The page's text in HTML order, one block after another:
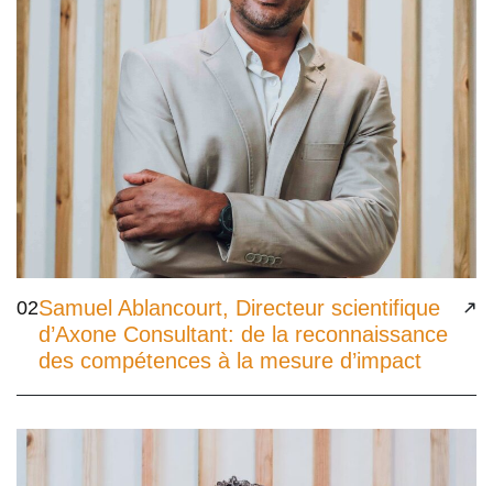
02Samuel Ablancourt, Directeur scientifique
d’Axone Consultant: de la reconnaissance
des compétences à la mesure d’impact